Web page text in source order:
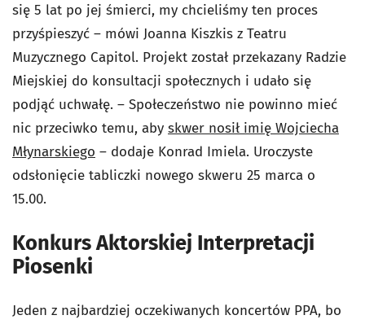
się 5 lat po jej śmierci, my chcieliśmy ten proces
przyśpieszyć – mówi Joanna Kiszkis z Teatru
Muzycznego Capitol. Projekt został przekazany Radzie
Miejskiej do konsultacji społecznych i udało się
podjąć uchwałę. – Społeczeństwo nie powinno mieć
nic przeciwko temu, aby skwer nosił imię Wojciecha
Młynarskiego – dodaje Konrad Imiela. Uroczyste
odsłonięcie tabliczki nowego skweru 25 marca o
15.00.
Konkurs Aktorskiej Interpretacji
Piosenki
Jeden z najbardziej oczekiwanych koncertów PPA, bo